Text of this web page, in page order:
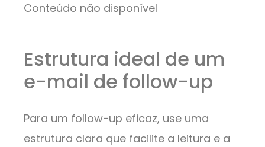
Conteúdo não disponível
Estrutura ideal de um
e-mail de follow-up
Para um follow-up eficaz, use uma
estrutura clara que facilite a leitura e a